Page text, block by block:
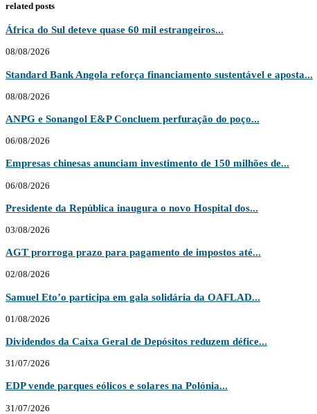
related posts
África do Sul deteve quase 60 mil estrangeiros...
08/08/2026
Standard Bank Angola reforça financiamento sustentável e aposta...
08/08/2026
ANPG e Sonangol E&P Concluem perfuração do poço...
06/08/2026
Empresas chinesas anunciam investimento de 150 milhões de...
06/08/2026
Presidente da República inaugura o novo Hospital dos...
03/08/2026
AGT prorroga prazo para pagamento de impostos até...
02/08/2026
Samuel Eto’o participa em gala solidária da OAFLAD...
01/08/2026
Dividendos da Caixa Geral de Depósitos reduzem défice...
31/07/2026
EDP vende parques eólicos e solares na Polónia...
31/07/2026